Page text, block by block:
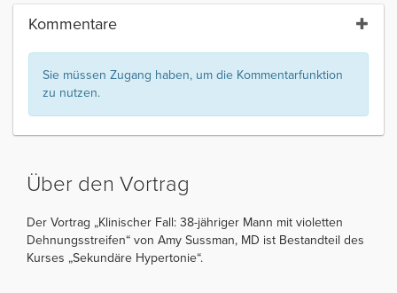
Kommentare
Sie müssen Zugang haben, um die Kommentarfunktion
zu nutzen.
Über den Vortrag
Der Vortrag „Klinischer Fall: 38-jähriger Mann mit violetten
Dehnungsstreifen“ von Amy Sussman, MD ist Bestandteil des
Kurses „Sekundäre Hypertonie“.